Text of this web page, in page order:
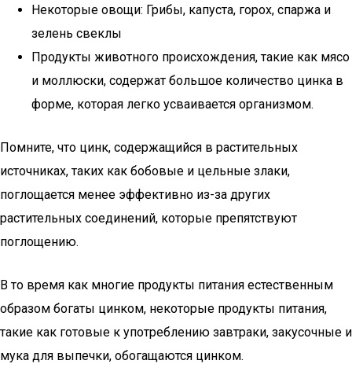
Некоторые овощи: Грибы, капуста, горох, спаржа и
зелень свеклы
Продукты животного происхождения, такие как мясо
и моллюски, содержат большое количество цинка в
форме, которая легко усваивается организмом.
Помните, что цинк, содержащийся в растительных
источниках, таких как бобовые и цельные злаки,
поглощается менее эффективно из-за других
растительных соединений, которые препятствуют
поглощению.
В то время как многие продукты питания естественным
образом богаты цинком, некоторые продукты питания,
такие как готовые к употреблению завтраки, закусочные и
мука для выпечки, обогащаются цинком.